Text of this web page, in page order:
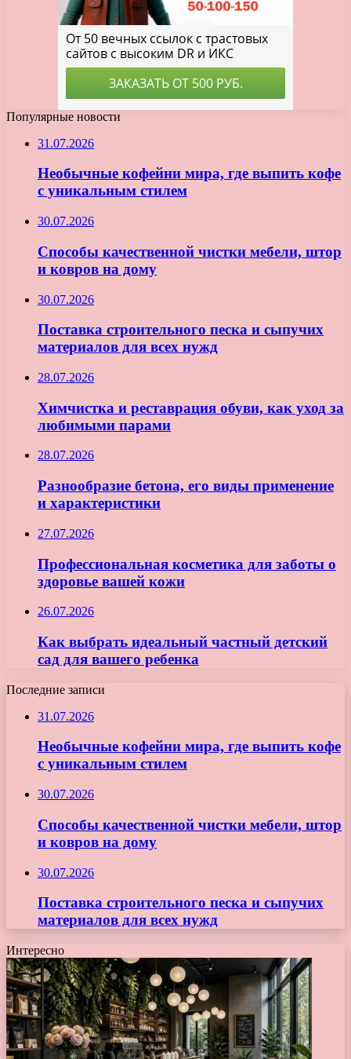
Популярные новости
31.07.2026
Необычные кофейни мира, где выпить кофе
с уникальным стилем
30.07.2026
Способы качественной чистки мебели, штор
и ковров на дому
30.07.2026
Поставка строительного песка и сыпучих
материалов для всех нужд
28.07.2026
Химчистка и реставрация обуви, как уход за
любимыми парами
28.07.2026
Разнообразие бетона, его виды применение
и характеристики
27.07.2026
Профессиональная косметика для заботы о
здоровье вашей кожи
26.07.2026
Как выбрать идеальный частный детский
сад для вашего ребенка
Последние записи
31.07.2026
Необычные кофейни мира, где выпить кофе
с уникальным стилем
30.07.2026
Способы качественной чистки мебели, штор
и ковров на дому
30.07.2026
Поставка строительного песка и сыпучих
материалов для всех нужд
Интересно